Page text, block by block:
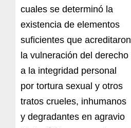
cuales se determinó la
existencia de elementos
suficientes que acreditaron
la vulneración del derecho
a la integridad personal
por tortura sexual y otros
tratos crueles, inhumanos
y degradantes en agravio